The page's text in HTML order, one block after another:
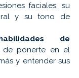
faciales, su
y su tono de
de
de ponerte en el
y entender sus